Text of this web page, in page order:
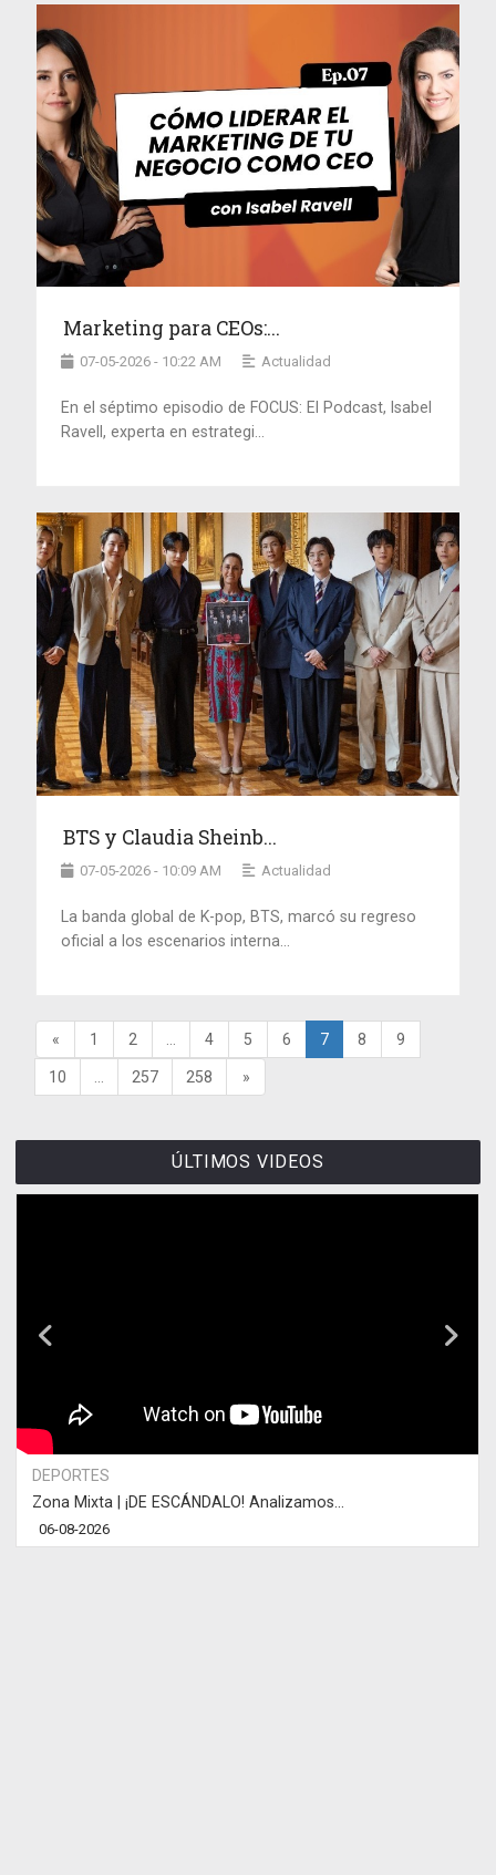
Marketing para CEOs:...
07-05-2026 - 10:22 AM Actualidad
En el séptimo episodio de FOCUS: El Podcast, Isabel
Ravell, experta en estrategi...
BTS y Claudia Sheinb...
07-05-2026 - 10:09 AM Actualidad
La banda global de K-pop, BTS, marcó su regreso
oficial a los escenarios interna...
« 1 2 4 5 6 7 8 9
10 257 258 »
ÚLTIMOS VIDEOS
DEPORTES
Zona Mixta | ¡DE ESCÁNDALO! Analizamos...
06-08-2026